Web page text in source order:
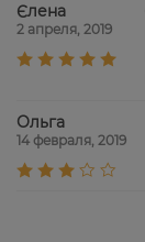
Єлена
2 апреля, 2019
Ольга
14 февраля, 2019